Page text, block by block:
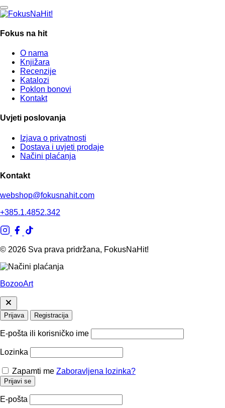
Fokus na hit
O nama
Knjižara
Recenzije
Katalozi
Poklon bonovi
Kontakt
Uvjeti poslovanja
Izjava o privatnosti
Dostava i uvjeti prodaje
Načini plaćanja
Kontakt
webshop@fokusnahit.com
+385.1.4852.342
© 2026 Sva prava pridržana, FokusNaHit!
BozooArt
Prijava Registracija
E-pošta ili korisničko ime
Lozinka
Zapamti me Zaboravljena lozinka?
Prijavi se
E-pošta